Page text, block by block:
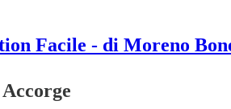
Facile - di Moreno